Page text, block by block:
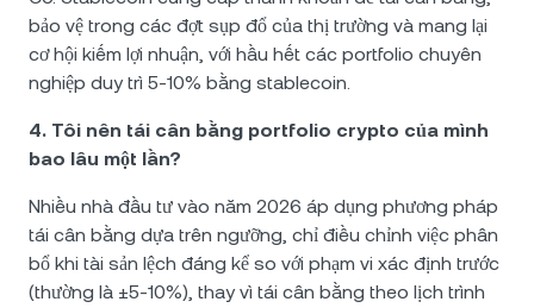
bảo vệ trong các đợt sụp đổ của thị trường và mang lại
cơ hội kiếm lợi nhuận, với hầu hết các portfolio chuyên
nghiệp duy trì 5-10% bằng stablecoin.
4. Tôi nên tái cân bằng portfolio crypto của mình
bao lâu một lần?
Nhiều nhà đầu tư vào năm 2026 áp dụng phương pháp
tái cân bằng dựa trên ngưỡng, chỉ điều chỉnh việc phân
bổ khi tài sản lệch đáng kể so với phạm vi xác định trước
(thường là ±5-10%), thay vì tái cân bằng theo lịch trình